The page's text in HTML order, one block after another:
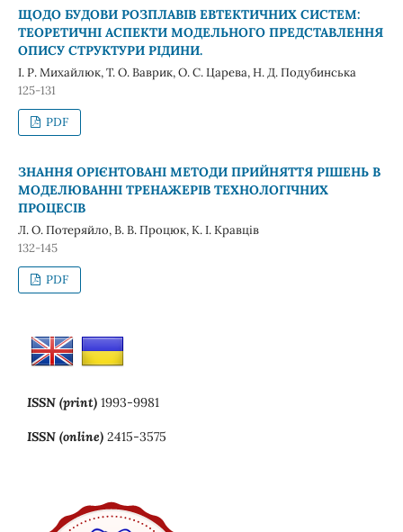
ЩОДО БУДОВИ РОЗПЛАВІВ ЕВТЕКТИЧНИХ СИСТЕМ:
ТЕОРЕТИЧНІ АСПЕКТИ МОДЕЛЬНОГО ПРЕДСТАВЛЕННЯ
ОПИСУ СТРУКТУРИ РІДИНИ.
І. Р. Михайлюк, Т. О. Ваврик, О. С. Царева, Н. Д. Подубинська
125-131
PDF
ЗНАННЯ ОРІЄНТОВАНІ МЕТОДИ ПРИЙНЯТТЯ РІШЕНЬ В
МОДЕЛЮВАННІ ТРЕНАЖЕРІВ ТЕХНОЛОГІЧНИХ
ПРОЦЕСІВ
Л. О. Потеряйло, В. В. Процюк, К. І. Кравців
132-145
PDF
ISSN (print) 1993-9981
ISSN (online) 2415-3575